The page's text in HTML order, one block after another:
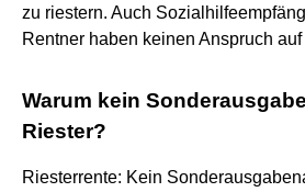
zu riestern. Auch
Rentner haben keinen Anspruch
Warum kein
Riester?
Riesterrente: Kein